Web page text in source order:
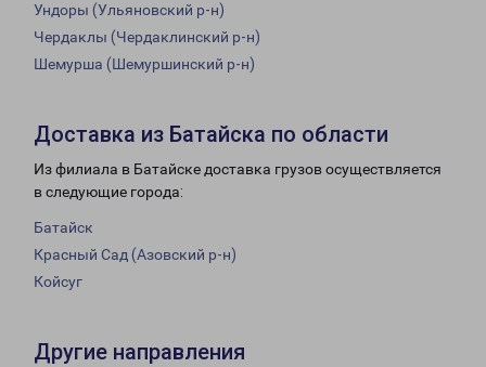
Ундоры (Ульяновский р-н)
Чердаклы (Чердаклинский р-н)
Шемурша (Шемуршинский р-н)
Доставка из Батайска по области
Из филиала в Батайске доставка грузов осуществляется
в следующие города:
Батайск
Красный Сад (Азовский р-н)
Койсуг
Другие направления